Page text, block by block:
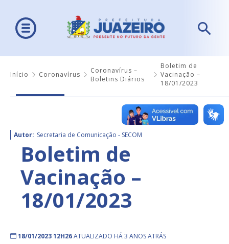
Início Coronavírus
Coronavírus –
Boletins Diários
Boletim de
Vacinação –
18/01/2023
Autor: Secretaria de Comunicação - SECOM
Boletim de
Vacinação –
18/01/2023
18/01/2023 12H26ATUALIZADO HÁ 3 ANOS ATRÁS